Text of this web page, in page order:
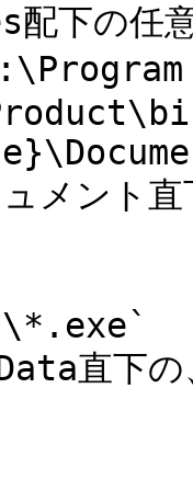
下の任
メント
直下